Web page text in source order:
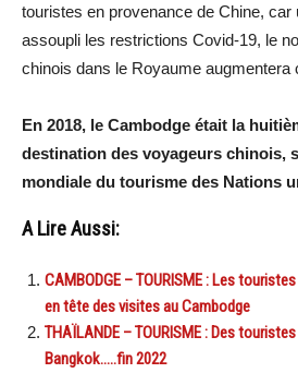
touristes en provenance de Chine, car
assoupli les restrictions Covid-19, le
chinois dans le Royaume augmentera
En 2018, le Cambodge était la
destination des voyageurs chinois,
mondiale du tourisme des Nations
A Lire Aussi:
CAMBODGE – TOURISME : Les
en tête des visites au Cambodge
THAÏLANDE – TOURISME : Des
Bangkok…..fin 2022